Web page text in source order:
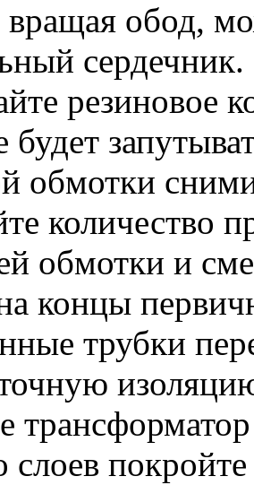
обод,
резиновое
будет
обмотки
количество
обмотки и
концы
трубки
слоев